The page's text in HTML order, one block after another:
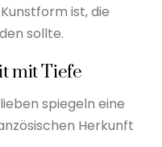
ist, die
sollte.
mit Tiefe
spiegeln eine
Herkunft